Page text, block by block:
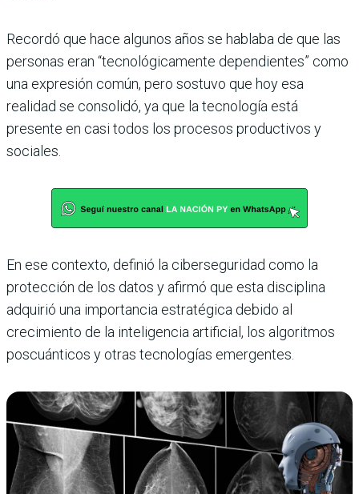
Recordó que hace algunos años se hablaba de que las
personas eran “tecnológicamente dependientes” como
una expresión común, pero sostuvo que hoy esa
realidad se consolidó, ya que la tecnología está
presente en casi todos los procesos productivos y
sociales.
En ese contexto, definió la ciberseguridad como la
protección de los datos y afirmó que esta disciplina
adquirió una importancia estratégica debido al
crecimiento de la inteligencia artificial, los algoritmos
poscuánticos y otras tecnologías emergentes.